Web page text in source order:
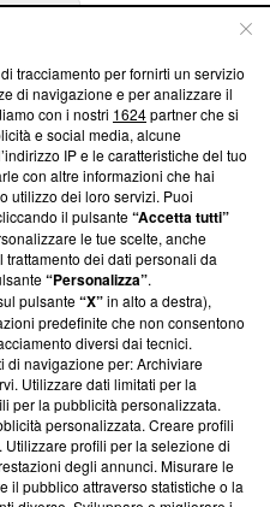
trasparenti su Blasting
e su come ci impegniamo a
la nostra aderenza a
Blasting News non è
ma ha richiesto di farne
effettuato una verifica di
tracciamento per fornirti un servizio
di navigazione e per analizzare il
con i nostri 1624partner che si
e social media, alcune
IP e le caratteristiche del tuo
con altre informazioni che hai
utilizzo dei loro servizi. Puoi
il pulsante“Accetta tutti”
le tue scelte, anche
dei dati personali da
“Personalizza”.
pulsante“X”in alto a destra),
predefinite che non consentono
diversi dai tecnici.
di navigazione per: Archiviare
Utilizzare dati limitati per la
per la pubblicità personalizzata.
personalizzata. Creare profili
profili per la selezione di
degli annunci. Misurare le
il pubblico attraverso statistiche o la